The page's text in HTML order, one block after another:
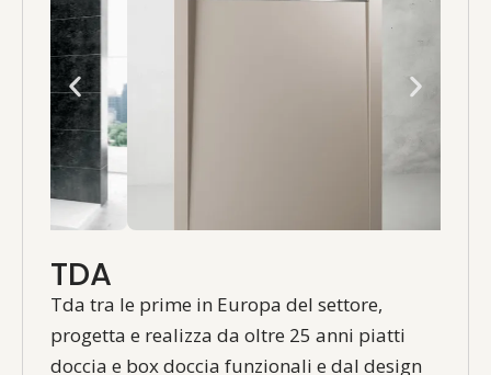
TDA
Tda tra le prime in Europa del settore,
progetta e realizza da oltre 25 anni piatti
doccia e box doccia funzionali e dal design